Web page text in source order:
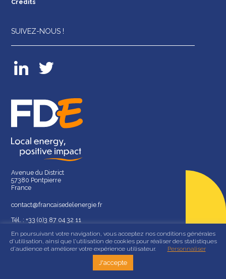
Crédits
SUIVEZ-NOUS !
Avenue du District
57380 Pontpierre
France
contact@francaisedelenergie.fr
Tél. : +33 (0)3 87 04 32 11
En poursuivant votre navigation, vous acceptez nos conditions générales
d'utilisation, ainsi que l'utilisation de cookies pour réaliser des statistiques
d'audience et améliorer votre expérience utilisateur.
Personnaliser
J'accepte